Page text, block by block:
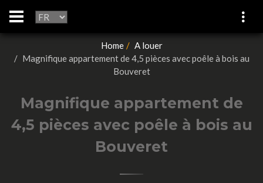
Home
A louer
Magnifique appartement de 4,5 pièces avec poêle à bois au
Bouveret
Magnifique appartement de
4,5 pièces avec poêle à bois au
Bouveret